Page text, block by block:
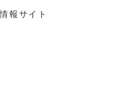
報サイト